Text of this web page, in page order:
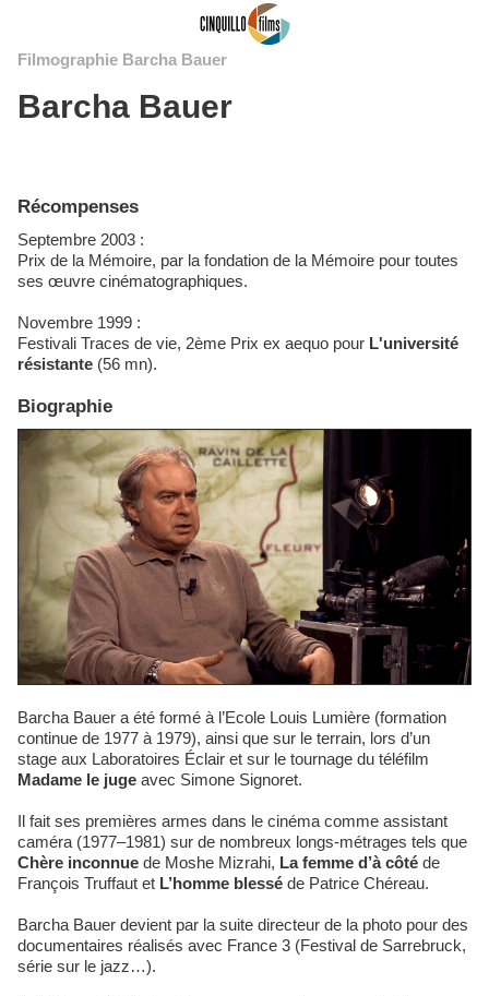
Filmographie Barcha Bauer
Barcha Bauer
Récompenses
Septembre 2003 :
Prix de la Mémoire, par la fondation de la Mémoire pour toutes
ses œuvre cinématographiques.
Novembre 1999 :
Festivali Traces de vie, 2ème Prix ex aequo pour L'université
résistante (56 mn).
Biographie
Barcha Bauer a été formé à l’Ecole Louis Lumière (formation
continue de 1977 à 1979), ainsi que sur le terrain, lors d’un
stage aux Laboratoires Éclair et sur le tournage du téléfilm
Madame le juge avec Simone Signoret.
Il fait ses premières armes dans le cinéma comme assistant
caméra (1977–1981) sur de nombreux longs-métrages tels que
Chère inconnue de Moshe Mizrahi, La femme d’à côté de
François Truffaut et L’homme blessé de Patrice Chéreau.
Barcha Bauer devient par la suite directeur de la photo pour des
documentaires réalisés avec France 3 (Festival de Sarrebruck,
série sur le jazz…).